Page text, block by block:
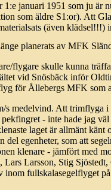
1:e januari 1951 som ju är
som äldre S1:or). Att
(även
planerats av MFK
flygare skulle kunna
vid Snösbäck inför
för Ållebergs MFK som
s medelvind. Att trimflyga i
- inte hade jag
laget är allmänt
del egenheter, som att
klenare - jämfört med
Lars Larsson, Stig
inom fullskalasegelflyget